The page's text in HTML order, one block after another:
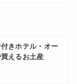
きホテル・オー
えるお土産